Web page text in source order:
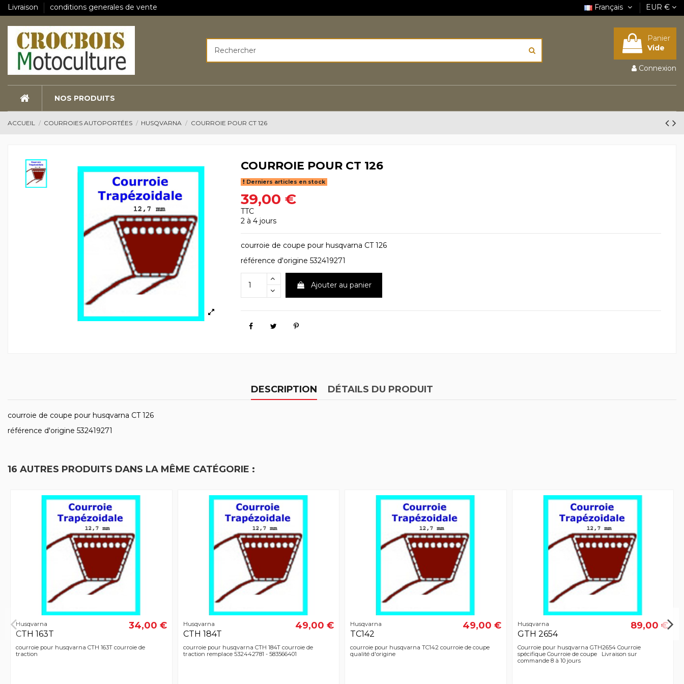
Livraison conditions generales de vente Français EUR €
Panier
Vide
Connexion
NOS PRODUITS
ACCUEIL COURROIES AUTOPORTÉES HUSQVARNA COURROIE POUR CT 126
COURROIE POUR CT 126
Derniers articles en stock
39,00 €
TTC
2 à 4 jours
courroie de coupe pour husqvarna CT 126
référence d'origine 532419271
Ajouter au panier
DESCRIPTION DÉTAILS DU PRODUIT
courroie de coupe pour husqvarna CT 126
référence d'origine 532419271
16 AUTRES PRODUITS DANS LA MÊME CATÉGORIE :
Husqvarna
CTH 163T
34,00 €
courroie pour husqvarna CTH 163T courroie de
traction
Husqvarna
CTH 184T
49,00 €
courroie pour husqvarna CTH 184T courroie de
traction remplace 532442781 - 583566401
Husqvarna
TC142
49,00 €
courroie pour husqvarna TC142 courroie de coupe
qualité d'origine
Husqvarna
GTH 2654
89,00 €
Courroie pour husqvarna GTH2654 Courroie
spécifique Courroie de coupe Livraison sur
commande 8 à 10 jours